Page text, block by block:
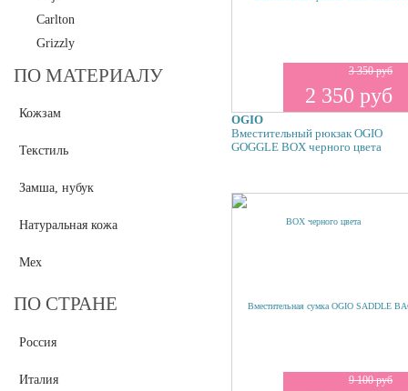
Carlton
Grizzly
Polar
Mia Sofia
L.Credi
Tifannie
Di Gregorio
Giglio Fiorentino
ПО МАТЕРИАЛУ
Кожзам
Текстиль
Замша, нубук
Натуральная кожа
Мех
ПО СТРАНЕ
Россия
Италия
3 350 руб
2 350 руб
OGIO
Вместительный рюкзак OGIO
GOGGLE BOX черного цвета
9 100 руб